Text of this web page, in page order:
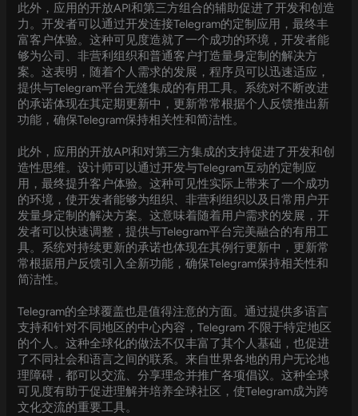
此外，应用的开放API和第三方组合的辅助促进了开发和创造
力。开发者可以通过开发连接Telegram的定制应用，最终丰
富客户体验。这种可见度造就了一个成功的环境，开发者能
够为公司、非营利组织和普通客户打造量身定制的解决方
案。这表明，随着个人需求的发展，程序员可以迅速适应，
提供与Telegram平台无缝集成的有用工具。系统对不断改进
的承诺体现在其定期更新中，更新常常根据个人反馈推出新
功能，确保Telegram保持相关性和简洁性。
此外，应用的开放API和对第三方集成的支持促进了开发和创
造性思维。设计师可以通过开发与Telegram互动的定制应
用，最终提升客户体验。这种可见性实际上带来了一个成功
的环境，使开发者能够为组织、非营利组织以及日常用户开
发量身定制的解决方案。这意味着随着用户需求的发展，开
发者可以快速调整，提供与Telegram平台完美融合的有用工
具。系统对持续更新的承诺也体现在其例行更新中，更新常
常根据用户反馈引入全新功能，确保Telegram保持相关性和
简洁性。
Telegram的全球覆盖也是值得注意的方面。通过提供多语言
支持和针对不同地区的中心内容，Telegram 不限于特定地区
的个人。这种全球化的做法不仅丰富了其个人基础，也促进
了不同社会和语言之间的联系。来自世界各地的用户无论地
理障碍，都可以交流、分享理念并推广各项倡议。这种全球
可见度有助于促进理解并培养全球社区，使Telegram成为跨
文化交流的重要工具。